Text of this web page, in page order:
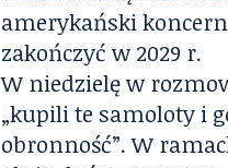
amerykański
zakończyć w 2029 r.
W niedzielęw
„kupili te samoloty i
obronność”. W